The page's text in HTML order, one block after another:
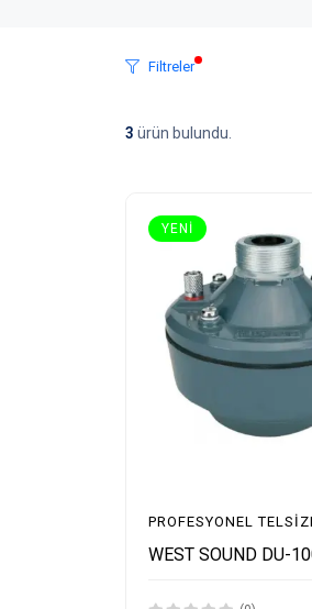
Filtreler
3 ürün bulundu.
YENI
PROFESYONEL